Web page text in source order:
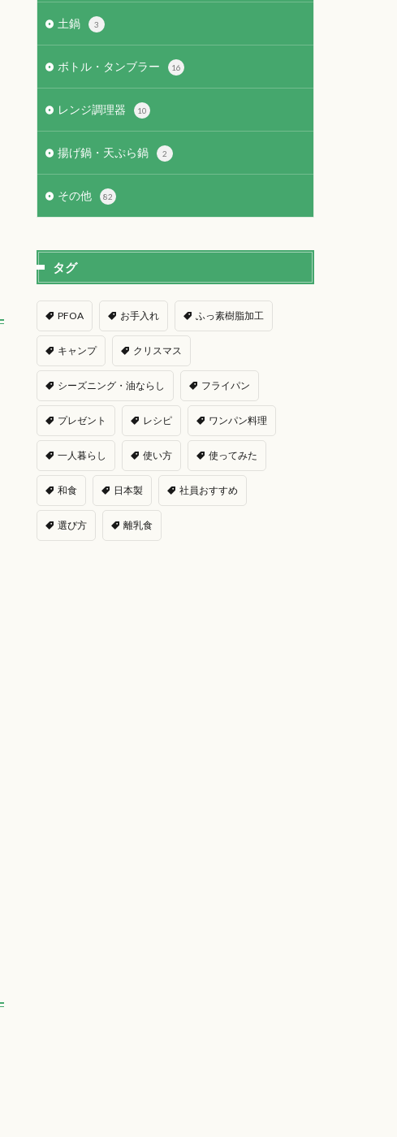
土鍋 3
ボトル・タンブラー 16
レンジ調理器 10
揚げ鍋・天ぷら鍋 2
その他 82
タグ
PFOA お手入れ ふっ素樹脂加工
キャンプ クリスマス
シーズニング・油ならし フライパン
プレゼント レシピ ワンパン料理
一人暮らし 使い方 使ってみた
和食 日本製 社員おすすめ
選び方 離乳食